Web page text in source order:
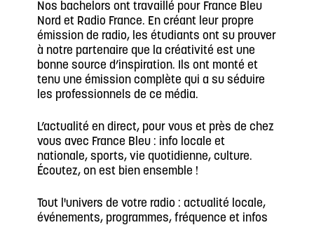
Nos bachelors ont travaillé pour France Bleu
Nord et Radio France. En créant leur propre
émission de radio, les étudiants ont su prouver
à notre partenaire que la créativité est une
bonne source d’inspiration. Ils ont monté et
tenu une émission complète qui a su séduire
les professionnels de ce média.
L’actualité en direct, pour vous et près de chez
vous avec France Bleu : info locale et
nationale, sports, vie quotidienne, culture.
Écoutez, on est bien ensemble !
Tout l'univers de votre radio : actualité locale,
événements, programmes, fréquence et infos